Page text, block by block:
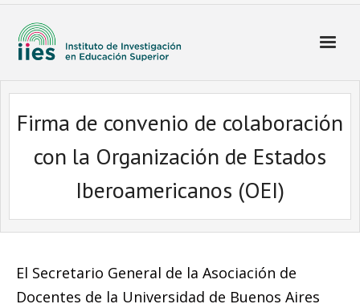
Firma de convenio de colaboración
con la Organización de Estados
Iberoamericanos (OEI)
El Secretario General de la Asociación de
Docentes de la Universidad de Buenos Aires